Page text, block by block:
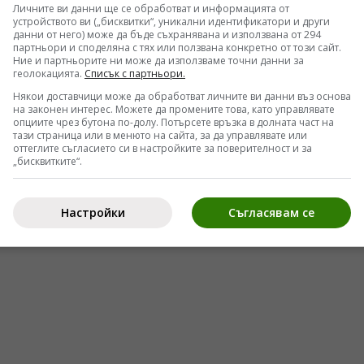
опозицията с тежки оръжия. Ердоган,
лидерите на сунитския ислямски свят, беше
сам, без подкрепата на западните
присъединяване към алианса срещу
Личните ви данни ще се обработват и информацията от
устройството ви („бисквитки“, уникални идентификатори и други
данни от него) може да бъде съхранявана и използвана от 294
партньори и споделяна с тях или ползвана конкретно от този сайт.
Ние и партньорите ни може да използваме точни данни за
геолокацията. Списък с партньори.
Някои доставчици може да обработват личните ви данни въз основа
на законен интерес. Можете да промените това, като управлявате
опциите чрез бутона по-долу. Потърсете връзка в долната част на
тази страница или в менюто на сайта, за да управлявате или
оттеглите съгласието си в настройките за поверителност и за
„бисквитките“.
Съгласявам се
Настройки